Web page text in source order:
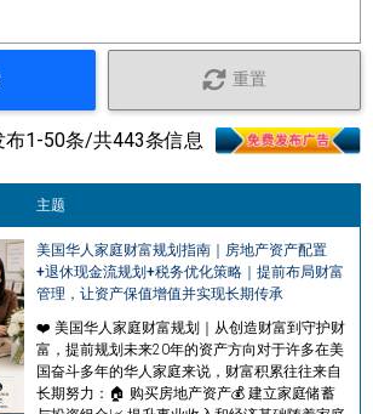
重置
布1-50条/共443条信息
主题
美国华人家庭财富规划指南｜房地产资产配置
+退休现金流规划+税务优化策略｜提前布局财富
管理，让资产保值增值并实现长期传承
❤️ 美国华人家庭财富规划｜从创造财富到守护财
富，提前规划未来20年的资产方向对于许多在美
国奋斗多年的华人家庭来说，财富积累往往来自
长期努力：🏠 购买房地产资产💰 建立家庭储蓄